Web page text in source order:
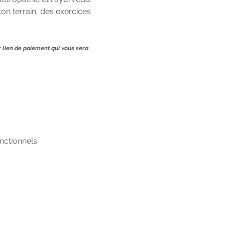
terrain, des exercices
de paiement qui vous sera